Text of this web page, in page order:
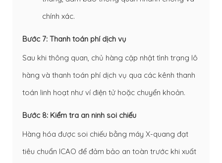
chính xác.
Bước 7: Thanh toán phí dịch vụ
Sau khi thông quan, chủ hàng cập nhật tình trạng lô
hàng và thanh toán phí dịch vụ qua các kênh thanh
toán linh hoạt như ví điện tử hoặc chuyển khoản.
Bước 8: Kiểm tra an ninh soi chiếu
Hàng hóa được soi chiếu bằng máy X-quang đạt
tiêu chuẩn ICAO để đảm bảo an toàn trước khi xuất